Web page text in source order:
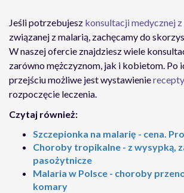
Jeśli potrzebujesz konsultacji medycznej
związanej z malarią, zachęcamy do
W naszej ofercie znajdziesz wiele
zarówno mężczyznom, jak i kobietom. Po
przejściu możliwe jest wystawienie
rozpoczęcie leczenia.
Czytaj również:
Szczepionka na malarię - cena.
Choroby tropikalne - z wysypką,
pasożytnicze
Malaria w Polsce - choroby
komary